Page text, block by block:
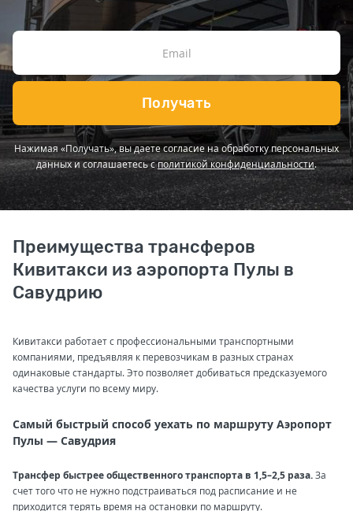
Получать
Нажимая «Получать», вы даете согласие на обработку персональных
данных и соглашаетесь сполитикой конфиденциальности.
Преимущества трансферов
Кивитакси из аэропорта Пулы в
Савудрию
Кивитакси работает с профессиональными транспортными
компаниями, предъявляя к перевозчикам в разных странах
одинаковые стандарты. Это позволяет добиваться предсказуемого
качества услуги по всему миру.
Самый быстрый способ уехать по маршруту Аэропорт
Пулы — Савудрия
Трансфер быстрее общественного транспорта в 1,5–2,5 раза.За
счет того что не нужно подстраиваться под расписание и не
приходится терять время на остановки по маршруту.